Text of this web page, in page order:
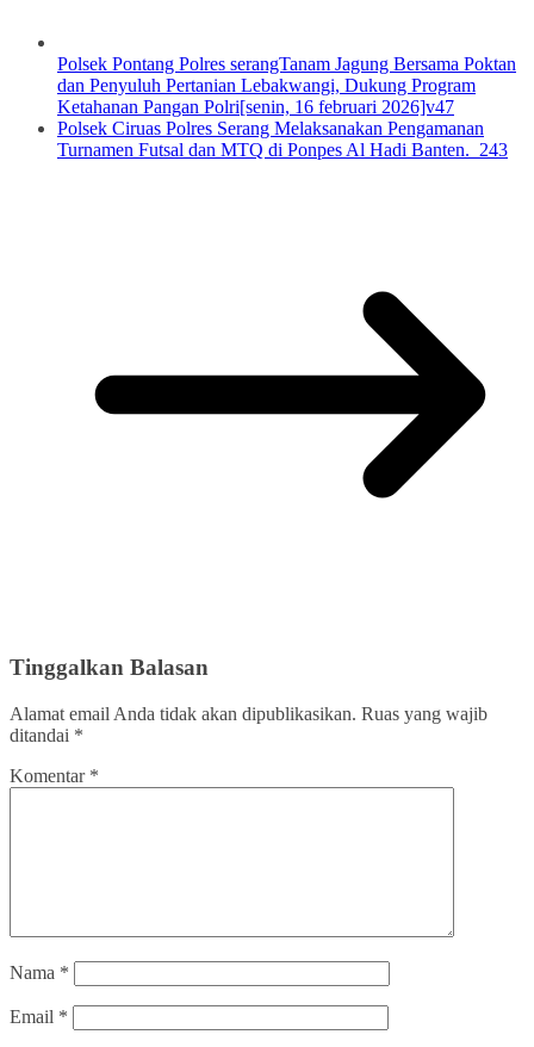
Polsek Pontang Polres serangTanam Jagung Bersama Poktan
dan Penyuluh Pertanian Lebakwangi, Dukung Program
Ketahanan Pangan Polri[senin, 16 februari 2026]v47
Polsek Ciruas Polres Serang Melaksanakan Pengamanan
Turnamen Futsal dan MTQ di Ponpes Al Hadi Banten. 243
Tinggalkan Balasan
Alamat email Anda tidak akan dipublikasikan. Ruas yang wajib
ditandai *
Komentar *
Nama *
Email *